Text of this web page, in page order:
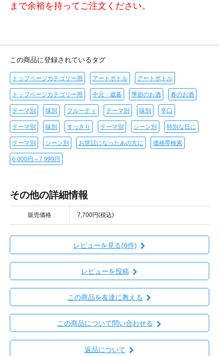
まで余裕を持ってご注文ください。
この商品に登録されているタグ
トップページカテゴリー用 アートボトル アートボトル
トップページカテゴリー用 中元・歳暮 季節のお酒 春のお酒
テーマ別 味別 フルーティ テーマ別 味別 辛口
テーマ別 味別 すっきり テーマ別 シーン別 特別な日に
テーマ別 シーン別 お世話になったあの方に 価格帯検索
6,000円～7,999円
その他の詳細情報
販売価格 7,700円(税込)
レビューを見る(0件)
レビューを投稿
この商品を友達に教える
この商品について問い合わせる
返品について